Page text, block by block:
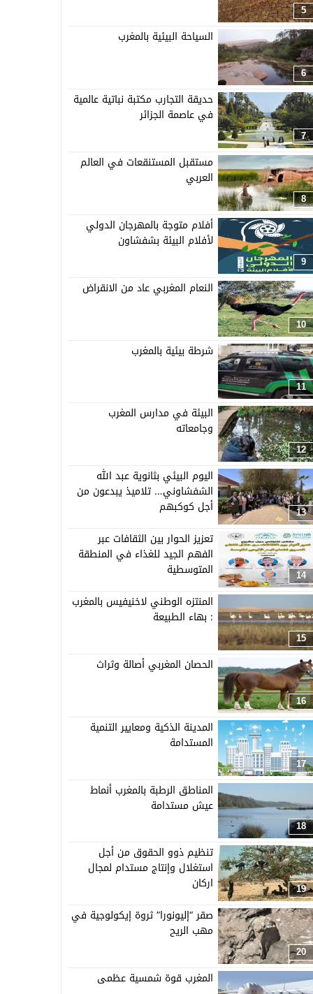
5
6
السياحة البيئية بالمغرب
7
حديقة التجارب مكتبة نباتية عالمية
في عاصمة الجزائر
8
مستقبل المستنقعات في العالم
العربي
9
أفلام متوجة بالمهرجان الدولي
لأفلام البيئة بشفشاون
10
النعام المغربي عاد من الانقراض
11
شرطة بيئية بالمغرب
12
البيئة في مدارس المغرب
وجامعاته
13
اليوم البيئي بثانوية عبد الله
الشفشاوني… تلاميذ يبدعون من
أجل كوكبهم
14
تعزيز الحوار بين الثقافات عبر
الفهم الجيد للغذاء في المنطقة
المتوسطية
15
المنتزه الوطني لاخنيفيس بالمغرب
: بهاء الطبيعة
16
الحصان المغربي أصالة وثراث
17
المدينة الذكية ومعايير التنمية
المستدامة
18
المناطق الرطبة بالمغرب أنماط
عيش مستدامة
19
تنظيم ذوو الحقوق من أجل
استغلال وإنتاج مستدام لمجال
اركان
20
صقر “إليونورا” ثروة إيكولوجية في
مهب الريح
المغرب قوة شمسية عظمى